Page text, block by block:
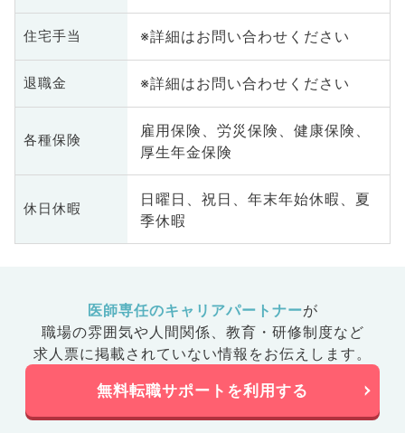
住宅手当 ※詳細はお問い合わせください
退職金 ※詳細はお問い合わせください
各種保険
雇用保険、労災保険、健康保険、
厚生年金保険
休日休暇
日曜日、祝日、年末年始休暇、夏
季休暇
医師専任のキャリアパートナーが
職場の雰囲気や人間関係、 教育・研修制度など
求人票に掲載されていない情報をお伝えします。
無料転職サポートを利用する